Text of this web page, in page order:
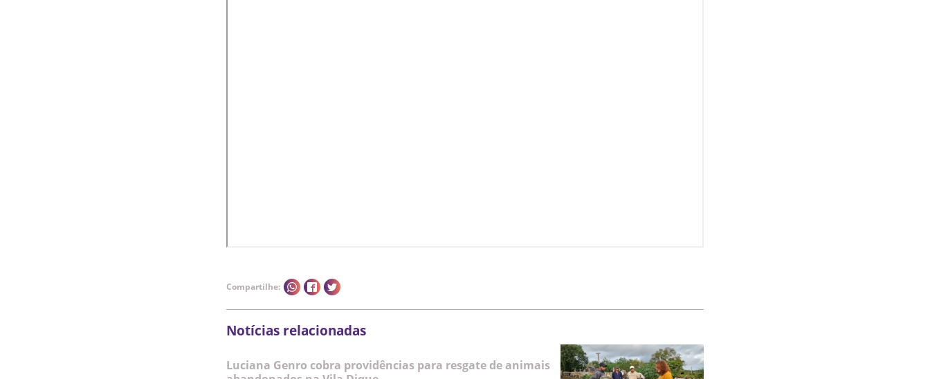
Compartilhe:
Notícias relacionadas
Luciana Genro cobra providências para resgate de animais